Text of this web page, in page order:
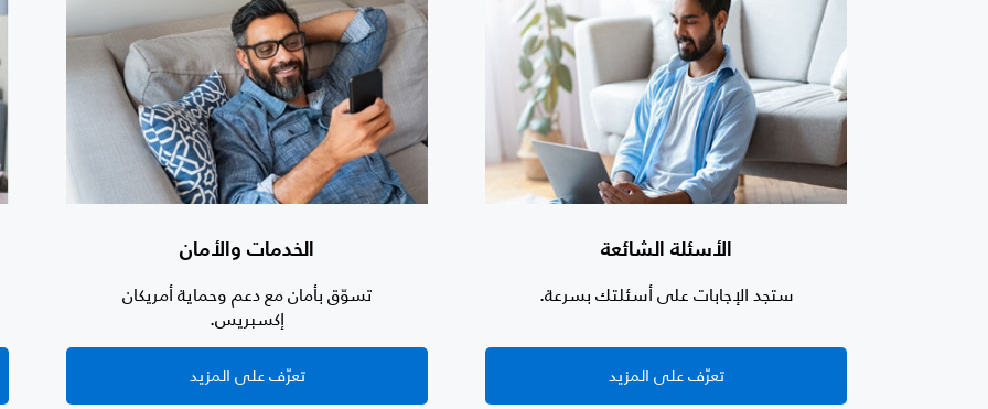
الأسئلة الشائعة
ستجد الإجابات على أسئلتك بسرعة.
تعرّف على المزيد
الخدمات والأمان
تسوّق بأمان مع دعم وحماية أمريكان
إكسبريس.
تعرّف على المزيد